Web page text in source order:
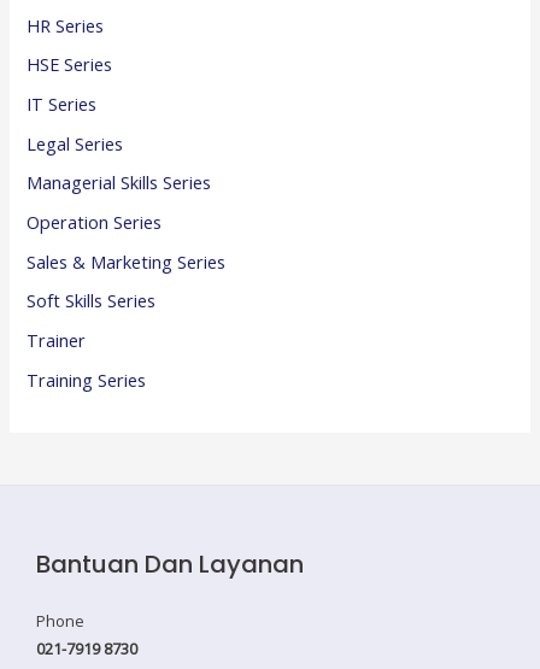
HR Series
HSE Series
IT Series
Legal Series
Managerial Skills Series
Operation Series
Sales & Marketing Series
Soft Skills Series
Trainer
Training Series
Bantuan Dan Layanan
Phone
021-7919 8730